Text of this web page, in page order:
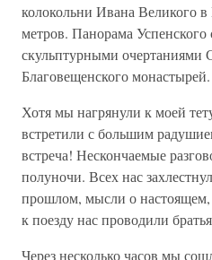
колокольни Ивана Великого
метров. Панорама Успенского
скульптурными очертаниями
Благовещенского монастырей.
Хотя мы нагрянули к моей
встретили с большим
встреча! Нескончаемые
полуночи. Всех нас
прошлом, мысли о
к поезду нас проводили
Через несколько часов мы